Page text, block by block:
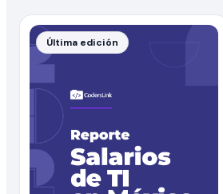
Última edición